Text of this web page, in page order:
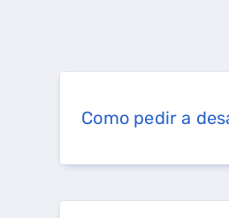
Como pedir a